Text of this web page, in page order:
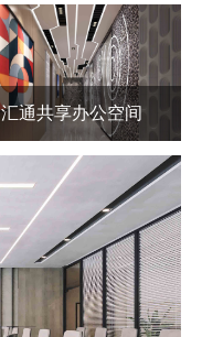
汇通共享办公空间